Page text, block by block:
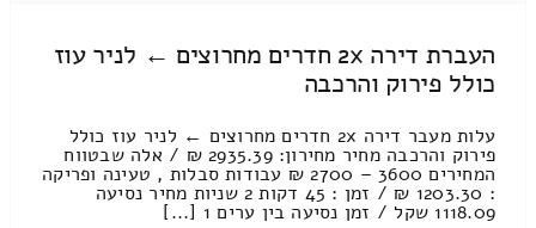
העברת דירה 2x חדרים מחרוצים ← לניר עוז
כולל פירוק והרכבה
עלות מעבר דירה 2x חדרים מחרוצים ← לניר עוז כולל
פירוק והרכבה מחיר מחירון: 2935.39 ₪ / אלה שבטווח
המחירים 3600 – 2700 ₪ עבודות סבלות , טעינה ופריקה
: 1203.30 ₪ / זמן : 45 דקות 2 שניות מחיר נסיעה
1118.09 שקל / זמן נסיעה בין ערים 1 [...]